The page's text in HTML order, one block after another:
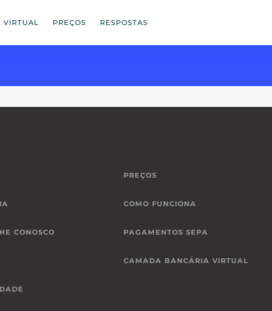
VIRTUAL PREÇOS RESPOSTAS
CONOSCO
PREÇOS
COMO FUNCIONA
PAGAMENTOS SEPA
CAMADA BANCÁRIA VIRTUAL